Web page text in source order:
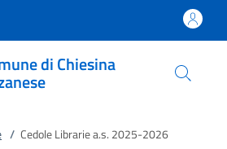
di Chiesina
/ Cedole Librarie a.s. 2025-2026